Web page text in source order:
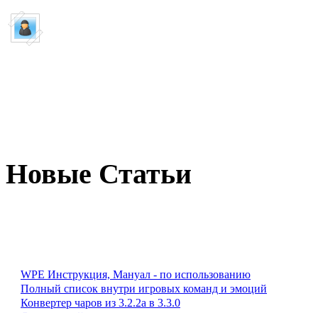
Новые Статьи
WPE Инструкция, Мануал - по использованию
Полный список внутри игровых команд и эмоций
Конвертер чаров из 3.2.2а в 3.3.0